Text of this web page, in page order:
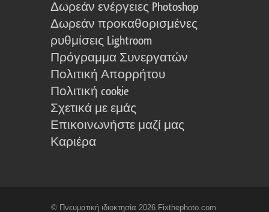
Δωρεάν ενέργειες Photoshop
Δωρεάν προκαθορισμένες
ρυθμίσεις Lightroom
Πρόγραμμα Συνεργατών
Πολιτική Απορρήτου
Πολιτική cookie
Σχετικά με εμάς
Επικοινωνήστε μαζί μας
Καριέρα
© Πνευματική ιδιοκτησία 2026 Fixthephoto.com